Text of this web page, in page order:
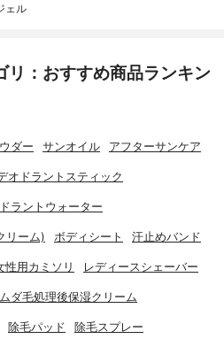
ェル
リ：おすすめ商品ランキン
ダー サンオイル アフターサンケア
オドラントスティック
ラントウォーター
リーム) ボディシート 汗止めバンド
性用カミソリ レディースシェーバー
ムダ毛処理後保湿クリーム
除毛パッド 除毛スプレー